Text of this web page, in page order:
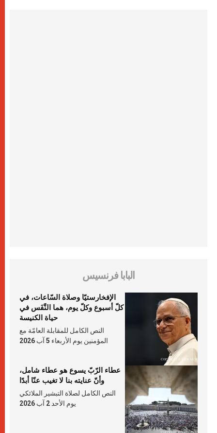
البابا فرنسيس
الإفخارستيّا وصلاة السّاعات، في
كلّ أسبوع وكلّ يوم، هما النَّفَس في
حياة الكنيسة
النص الكامل للمقابلة العامّة مع
المؤمنين يوم الأربعاء 5 آب 2026
عطاء الرّبّ يسوع هو عطاء شامل،
وأنّ عنايته بنا لا تغيب عنّا أبدًا
النص الكامل لصلاة التبشير الملائكي
يوم الأحد 2 آب 2026